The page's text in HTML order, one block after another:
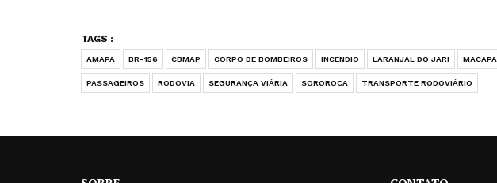
TAGS :
AMAPA BR-156 CBMAP CORPO DE BOMBEIROS INCENDIO LARANJAL DO JARI MACAPA
PASSAGEIROS RODOVIA SEGURANÇA VIÁRIA SOROROCA TRANSPORTE RODOVIÁRIO